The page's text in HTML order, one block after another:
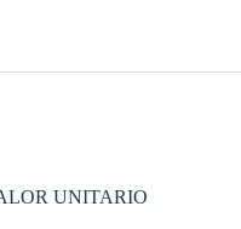
UNITARIO